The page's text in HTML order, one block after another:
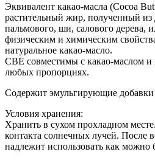
Эквивалент какао-масла (Cocoa
растительный жир, полученный из
пальмового, ши, салового дерева,
физическим и химическим
натуральное какао-масло.
CBE совместимы с какао-маслом
любых пропорциях.
Содержит эмульгирующие
Условия хранения:
Хранить в сухом прохладном
контакта солнечных лучей. После
надлежит использовать как можно